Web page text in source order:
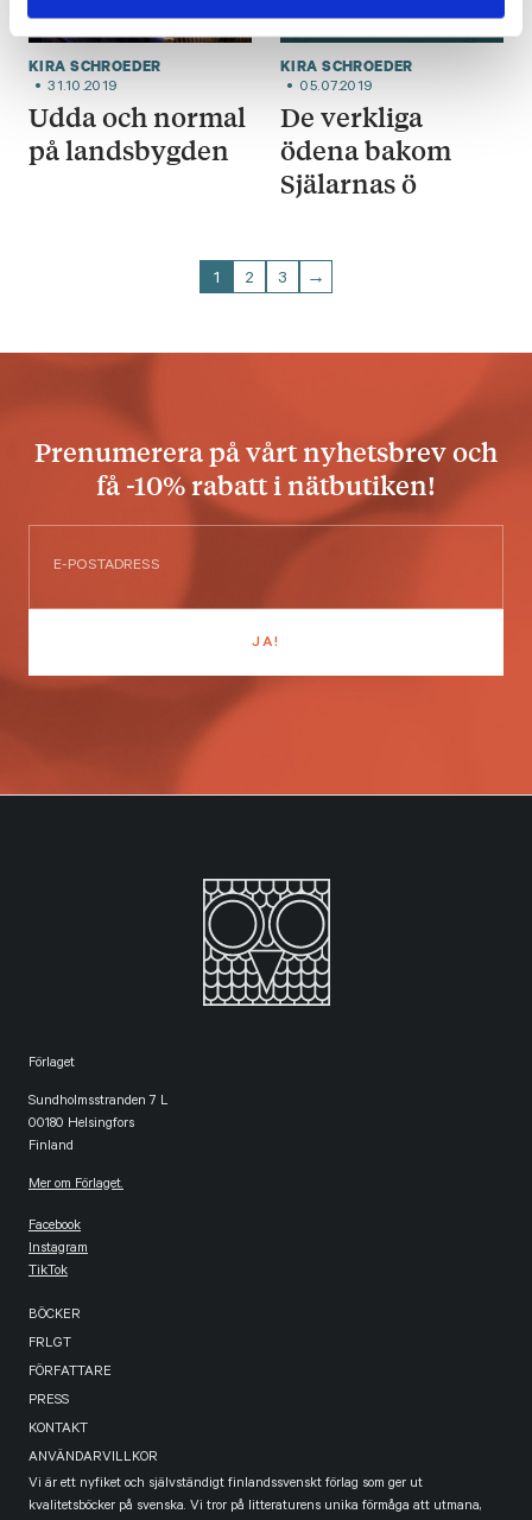
KIRA SCHROEDER
31.10.2019
Udda och normal
på landsbygden
KIRA SCHROEDER
05.07.2019
De verkliga
ödena bakom
Själarnas ö
1 2 3 →
Prenumerera på vårt nyhetsbrev och
få -10% rabatt i nätbutiken!
Förlaget
Sundholmsstranden 7 L
00180 Helsingfors
Finland
Mer om Förlaget.
Facebook
Instagram
TikTok
BÖCKER
FRLGT
FÖRFATTARE
PRESS
KONTAKT
ANVÄNDARVILLKOR
Vi är ett nyfiket och självständigt finlandssvenskt förlag som ger ut
kvalitetsböcker på svenska. Vi tror på litteraturens unika förmåga att utmana,